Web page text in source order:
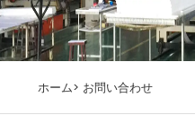
ホーム> お問い合わせ